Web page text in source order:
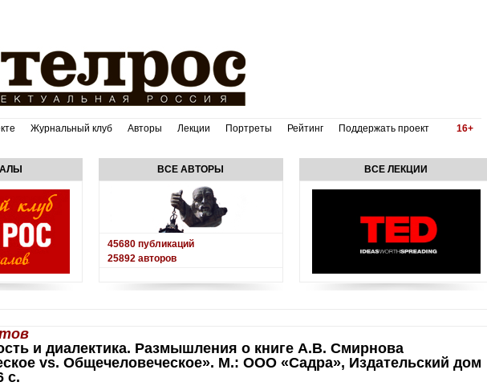
Журнальный клуб Авторы Лекции Портреты Рейтинг Поддержать проект 16+
ВСЕ АВТОРЫ
45680публикаций
25892авторов
ВСЕ ЛЕКЦИИ
и диалектика. Размышления о книге А.В. Смирнова
vs. Общечеловеческое». М.: ООО «Садра», Издательский дом
с.